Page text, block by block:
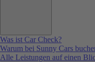
Was ist Car Check?
Warum bei Sunny Cars
Alle Leistungen auf einen